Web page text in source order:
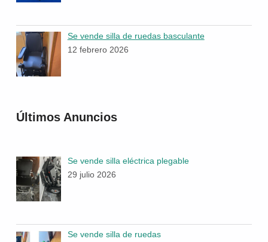
Se vende silla de ruedas basculante
12 febrero 2026
Últimos Anuncios
Se vende silla eléctrica plegable
29 julio 2026
Se vende silla de ruedas